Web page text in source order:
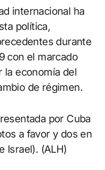
internacional ha
política,
durante
con el marcado
la economía del
de régimen.
por Cuba
a favor y dos en
Israel). (ALH)